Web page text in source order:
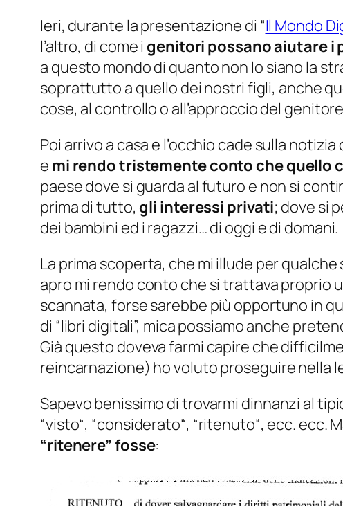
Ieri, durante la presentazione di “Il Mondo
l’altro, di come i genitori possano aiutare i
a questo mondo di quanto non lo siano la
soprattutto a quello dei nostri figli, anche
cose, al controllo o all’approccio del
Poi arrivo a casa e l’occhio cade sulla notizia
e mi rendo tristemente conto che quello
paese dove si guarda al futuro e non si
prima di tutto, gli interessi privati; dove si
dei bambini ed i ragazzi… di oggi e di domani.
La prima scoperta, che mi illude per
apro mi rendo conto che si trattava proprio
scannata, forse sarebbe più opportuno in
di “libri digitali”, mica possiamo anche
Già questo doveva farmi capire che
reincarnazione) ho voluto proseguire nella
Sapevo benissimo di trovarmi dinnanzi al
“visto“, “considerato“, “ritenuto“, ecc. ecc.
“ritenere” fosse: